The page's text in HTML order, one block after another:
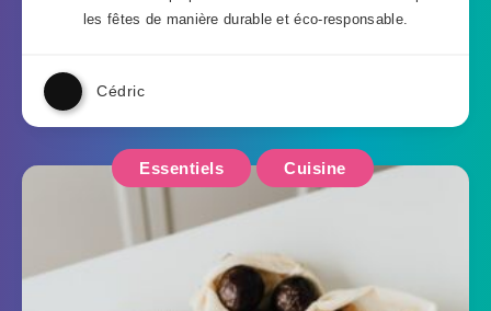
les fêtes de manière durable et éco-responsable.
Cédric
Essentiels Cuisine